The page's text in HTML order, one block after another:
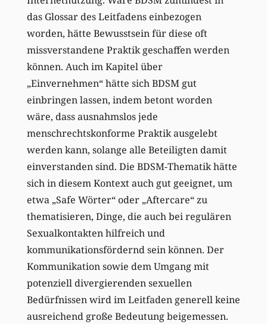
das Glossar des Leitfadens einbezogen
worden, hätte Bewusstsein für diese oft
missverstandene Praktik geschaffen werden
können. Auch im Kapitel über
„Einvernehmen“ hätte sich BDSM gut
einbringen lassen, indem betont worden
wäre, dass ausnahmslos jede
menschrechtskonforme Praktik ausgelebt
werden kann, solange alle Beteiligten damit
einverstanden sind. Die BDSM-Thematik hätte
sich in diesem Kontext auch gut geeignet, um
etwa „Safe Wörter“ oder „Aftercare“ zu
thematisieren, Dinge, die auch bei regulären
Sexualkontakten hilfreich und
kommunikationsfördernd sein können. Der
Kommunikation sowie dem Umgang mit
potenziell divergierenden sexuellen
Bedürfnissen wird im Leitfaden generell keine
ausreichend große Bedeutung beigemessen.